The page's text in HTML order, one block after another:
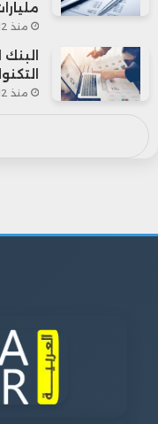
منذ 12 ساعة
منذ 12 ساعة